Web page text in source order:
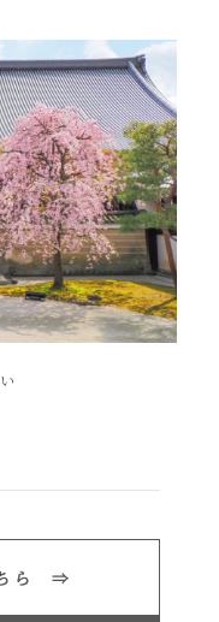
ちら ⇒